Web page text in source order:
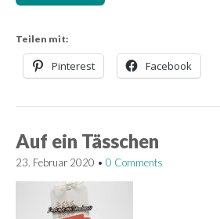
Teilen mit:
Pinterest Facebook
Auf ein Tässchen
23. Februar 2020 • 0 Comments